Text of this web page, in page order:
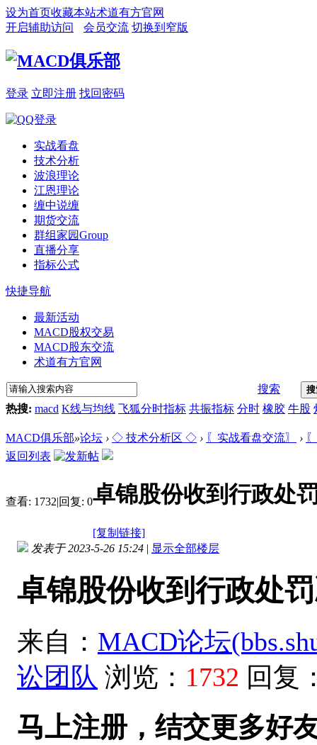
设为首页收藏本站术道有方官网
开启辅助访问
会员交流 切换到窄版
登录 立即注册 找回密码
实战看盘
技术分析
波浪理论
江恩理论
缠中说缠
期货交流
群组家园Group
直播分享
指标公式
快捷导航
最新活动
MACD股权交易
MACD股东交流
术道有方官网
搜索
热搜: macd K线与均线 飞狐分时指标 共振指标 分时 橡胶 牛股
MACD俱乐部»论坛 › ◇ 技术分析区 ◇ › 〖实战看盘交流〗 ›
返回列表
查看: 1732|回复: 0卓锦股份收到行政处
[复制链接]
发表于 2023-5-26 15:24 | 显示全部楼层
卓锦股份收到行政处
来自： MACD论坛
讼团队 浏览： 1732 回复
马上注册，结交更多好